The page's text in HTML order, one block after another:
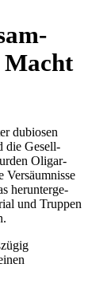
Macht
dubio­sen
die Gesell­
Olig­ar­
Ver­säum­nisse
her­un­ter­ge­
und Truppen